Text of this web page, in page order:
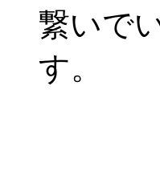
繋いで
す。